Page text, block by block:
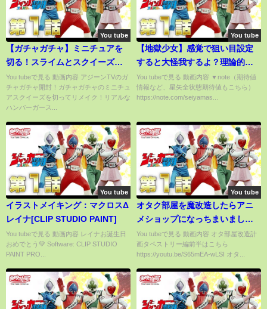
You tube
【ガチャガチャ】ミニチュアを
切る！スライムとスクイーズで
朝ごはん作ってみた【ガチャガ
チャの森】DIY Miniature
You tubeで見る 動画内容 アジーンTVのガ
チャガチャ開封！ガチャガチャのミニチュ
アスクイーズを切ってリメイク！リアルな
ハンバーガース...
You tube
【地獄少女】感覚で狙い目設定
すると大怪我するよ？理論的に
正しい狙い目を解説します【あ
とはあなたが決めることよ】
You tubeで見る 動画内容 ▼note（期待値
情報など、星矢全状態期待値もこちら）
https://note.com/seiyamas...
You tube
イラストメイキング：マクロスΔ
レイナ[CLIP STUDIO PAINT]
You tubeで見る 動画内容 レイナお誕生日
おめでとう💚 Software: CLIP STUDIO
PAINT PRO...
You tube
オタク部屋を魔改造したらアニ
メショップになっちまいました
ｗｗｗ【オタ部屋改造計画】
【タペストリー編 後半】
You tubeで見る 動画内容 オタ部屋改造計
画タペストリー編前半はこちら
https://youtu.be/S65mEA-wLSI オタ...